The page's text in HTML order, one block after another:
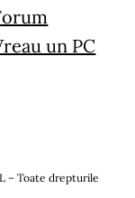
un PC
– Toate drepturile